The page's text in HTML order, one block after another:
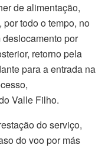
de alimentação,
todo o tempo, no
por
retorno pela
para a entrada na
Valle Filho.
do serviço,
do voo por más